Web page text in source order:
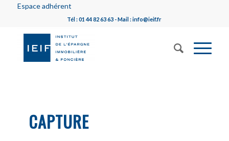
Espace adhérent
Tél : 01 44 82 63 63 - Mail : info@ieif.fr
CAPTURE